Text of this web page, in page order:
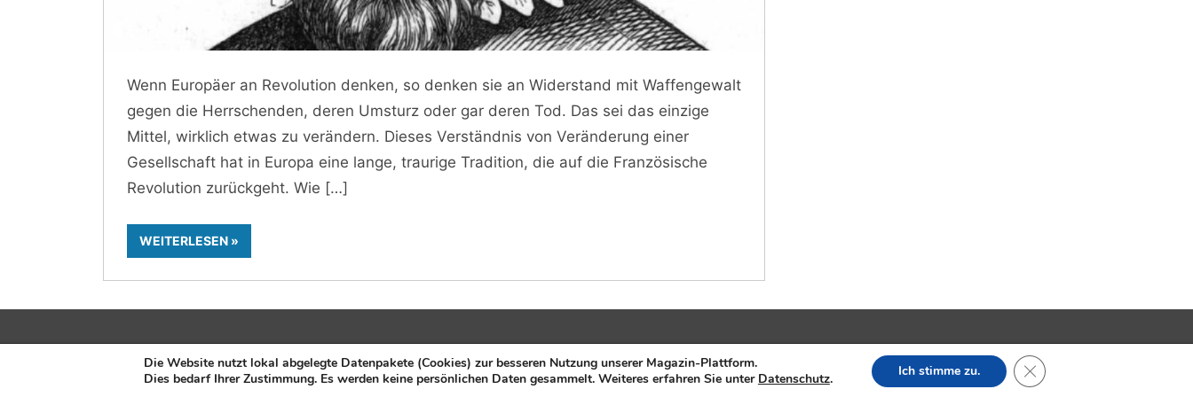
Wenn Europäer an Revolution denken, so denken sie an Widerstand mit Waffengewalt
gegen die Herrschenden, deren Umsturz oder gar deren Tod. Das sei das einzige
Mittel, wirklich etwas zu verändern. Dieses Verständnis von Veränderung einer
Gesellschaft hat in Europa eine lange, traurige Tradition, die auf die Französische
Revolution zurückgeht. Wie
WEITERLESEN
Impressum Datenschutzerklärung
Die Website nutzt lokal abgelegte Datenpakete (Cookies) zur besseren Nutzung unserer Magazin-Plattform.
Dies bedarf Ihrer Zustimmung. Es werden keine persönlichen Daten gesammelt. Weiteres erfahren Sie unter Datenschutz. Ich stimme zu. Close GDPR Cookie Banner